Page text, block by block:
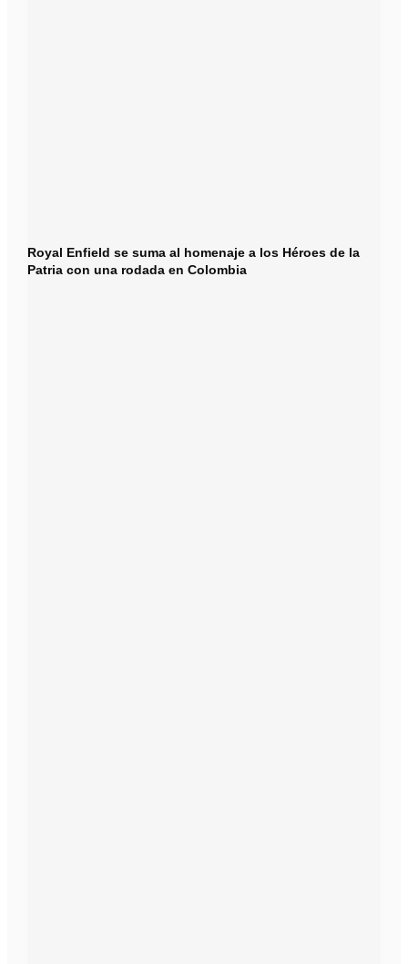
Royal Enfield se suma al homenaje a los Héroes de la
Patria con una rodada en Colombia